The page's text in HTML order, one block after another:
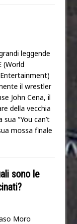
leggende
(World
il wrestler
John Cena, il
della vecchia
“You can’t
mossa finale
sono le
Moro